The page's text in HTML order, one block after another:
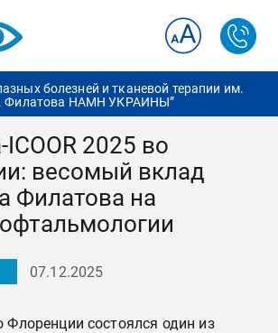
болезней и тканевой терапии им.
Филатова НАМН УКРАИНЫ”
ICOOR 2025 во
весомый вклад
Филатова на
07.12.2025
Флоренции состоялся один из